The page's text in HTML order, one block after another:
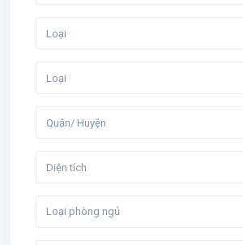
Loại
Loại
Quận/ Huyện
Diện tích